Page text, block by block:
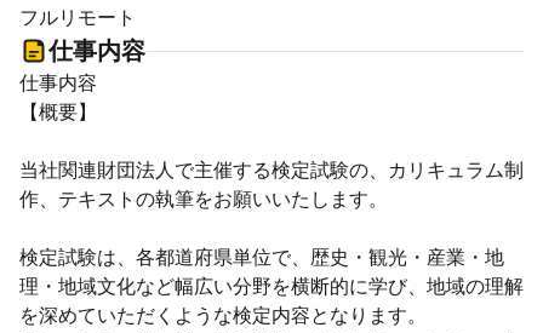
フルリモート
仕事内容
仕事内容
【概要】
当社関連財団法人で主催する検定試験の、カリキュラム制
作、テキストの執筆をお願いいたします。
検定試験は、各都道府県単位で、歴史・観光・産業・地
理・地域文化など幅広い分野を横断的に学び、地域の理解
を深めていただくような検定内容となります。